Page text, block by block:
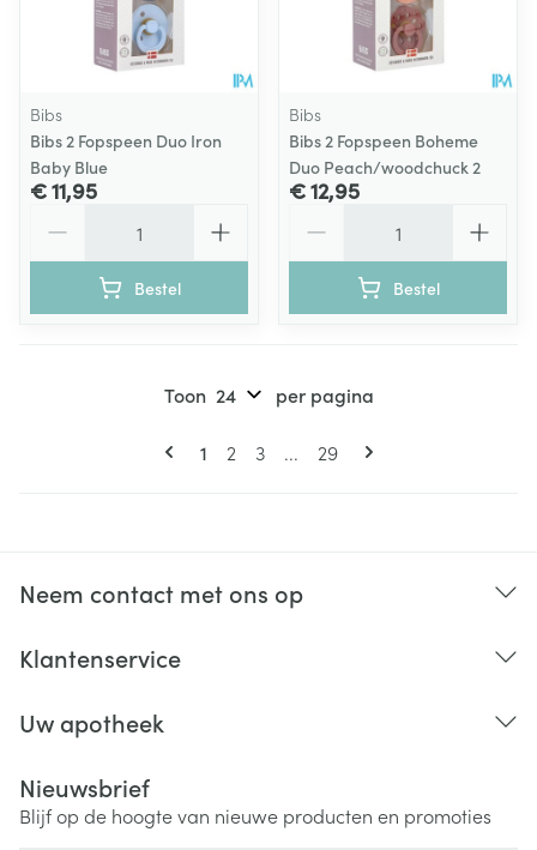
Bibs
Bibs 2 Fopspeen Duo Iron
Baby Blue
€ 11,95
Bestel
Bibs
Bibs 2 Fopspeen Boheme
Duo Peach/woodchuck 2
€ 12,95
Bestel
Pagina's
U lees momenteel pagina
1 Pagina
2 Pagina
3 ... Pagina
29
Toon per pagina
Neem contact met ons op
Klantenservice
Uw apotheek
Nieuwsbrief
Blijf op de hoogte van nieuwe producten en promoties